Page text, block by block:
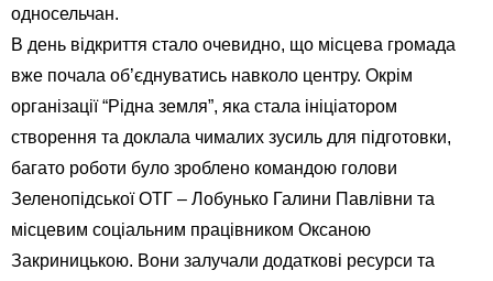
односельчан.
В день відкриття стало очевидно, що місцева громада
вже почала об’єднуватись навколо центру. Окрім
організації “Рідна земля”, яка стала ініціатором
створення та доклала чималих зусиль для підготовки,
багато роботи було зроблено командою голови
Зеленопідської ОТГ – Лобунько Галини Павлівни та
місцевим соціальним працівником Оксаною
Закриницькою. Вони залучали додаткові ресурси та